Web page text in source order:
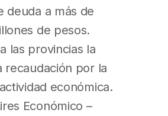
deuda a más de
de pesos.
las provincias la
recaudación por la
económica.
Económico –